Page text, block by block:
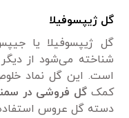
گل ژیپسوفیلا
گل ژیپسوفیلا یا
شناخته می‌شود از
است. این گل نماد
کمکگل فروشی در
دسته گل عروس